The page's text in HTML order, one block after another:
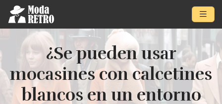
¿Se pueden usar
mocasines con calcetines
blancos en un entorno